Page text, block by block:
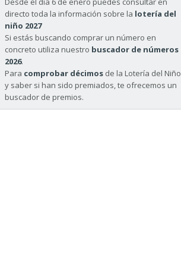
directo toda la información sobre la lotería del
niño 2027
Si estás buscando comprar un número en
concreto utiliza nuestro buscador de números
2026.
Para comprobar décimos de la Lotería del Niño
y saber si han sido premiados, te ofrecemos un
buscador de premios.